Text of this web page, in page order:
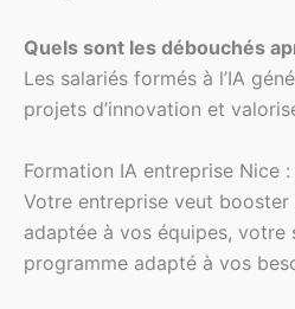
Quels sont les débouchés
Les salariés formés à l’IA
projets d’innovation et
Formation IA entreprise Nice :
Votre entreprise veut
adaptée à vos équipes,
programme adapté à vos